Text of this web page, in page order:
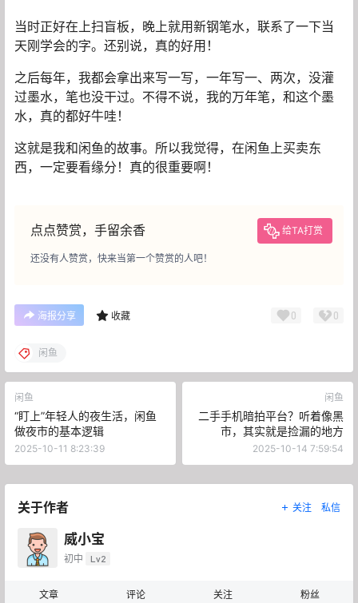
当时正好在上扫盲板，晚上就用新钢笔水，联系了一下当
天刚学会的字。还别说，真的好用！
之后每年，我都会拿出来写一写，一年写一、两次，没灌
过墨水，笔也没干过。不得不说，我的万年笔，和这个墨
水，真的都好牛哇！
这就是我和闲鱼的故事。所以我觉得，在闲鱼上买卖东
西，一定要看缘分！真的很重要啊！
点点赞赏，手留余香 给TA打赏
还没有人赞赏，快来当第一个赞赏的人吧！
海报分享 收藏 0 0
闲鱼
闲鱼
“盯上”年轻人的夜生活，闲鱼
做夜市的基本逻辑
2025-10-11 8:23:39
闲鱼
二手手机暗拍平台？听着像黑
市，其实就是捡漏的地方
2025-10-14 7:59:54
关于作者 关注 私信
威小宝
初中 Lv2
文章 评论 关注 粉丝